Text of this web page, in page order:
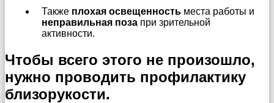
Также плохая освещенность места работы и
неправильная поза при зрительной
активности.
Чтобы всего этого не произошло,
нужно проводить профилактику
близорукости.